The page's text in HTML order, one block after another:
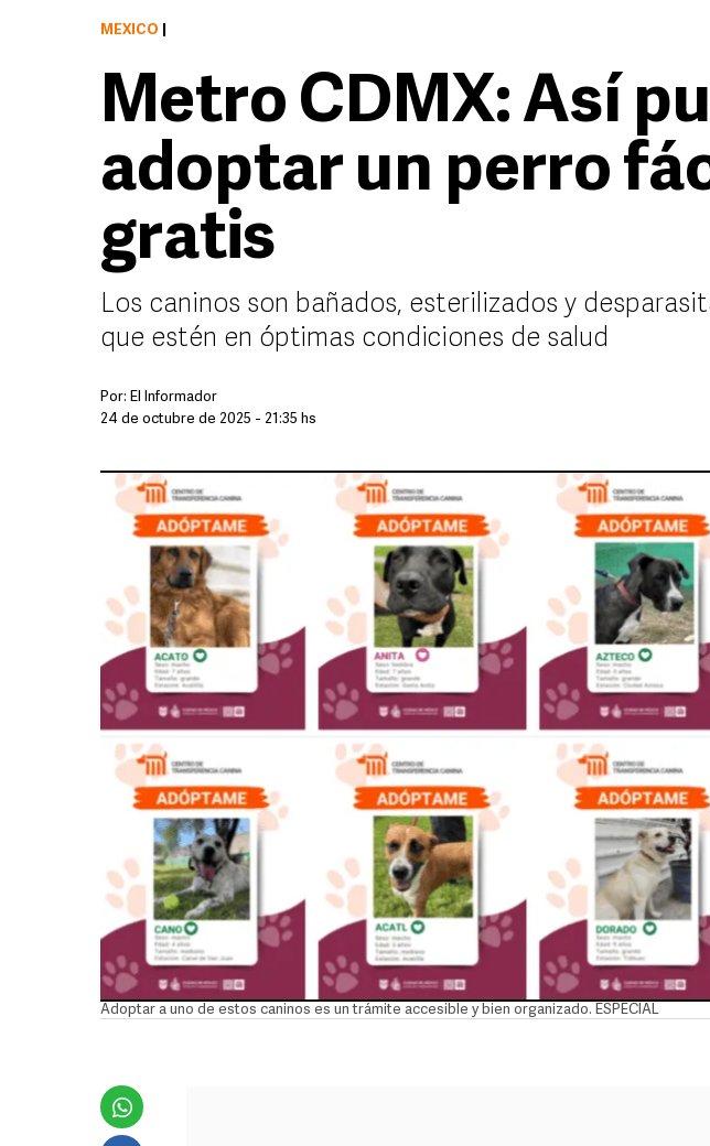
MÉXICO
Metro CDMX: Así
adoptar un perro
gratis
Los caninos son bañados, esterilizados y
que estén en óptimas condiciones de salud
Por: El Informador
24 de octubre de 2025 - 21:35 hs
Adoptar a uno de estos caninos es un trámite accesible y bien organizado. ESPECIAL